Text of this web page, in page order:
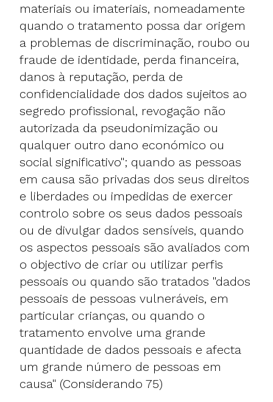
materiais ou imateriais, nomeadamente
quando o tratamento possa dar origem
a problemas de discriminação, roubo ou
fraude de identidade, perda financeira,
danos à reputação, perda de
confidencialidade dos dados sujeitos ao
segredo profissional, revogação não
autorizada da pseudonimização ou
qualquer outro dano económico ou
social significativo"; quando as pessoas
em causa são privadas dos seus direitos
e liberdades ou impedidas de exercer
controlo sobre os seus dados pessoais
ou de divulgar dados sensíveis, quando
os aspectos pessoais são avaliados com
o objectivo de criar ou utilizar perfis
pessoais ou quando são tratados "dados
pessoais de pessoas vulneráveis, em
particular crianças, ou quando o
tratamento envolve uma grande
quantidade de dados pessoais e afecta
um grande número de pessoas em
causa" (Considerando 75)